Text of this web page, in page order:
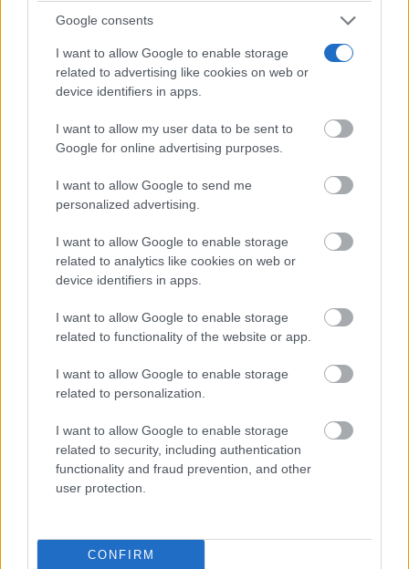
Google consents
I want to allow Google to enable storage
related to advertising like cookies on web or
device identifiers in apps.
I want to allow my user data to be sent to
Google for online advertising purposes.
I want to allow Google to send me
personalized advertising.
I want to allow Google to enable storage
related to analytics like cookies on web or
device identifiers in apps.
I want to allow Google to enable storage
related to functionality of the website or app.
I want to allow Google to enable storage
related to personalization.
I want to allow Google to enable storage
related to security, including authentication
functionality and fraud prevention, and other
user protection.
CONFIRM
TE RECOMENDAMOS